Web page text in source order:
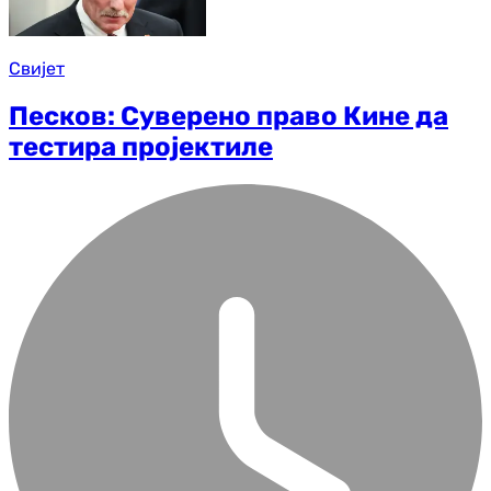
Свијет
Песков: Суверено право Кине да
тестира пројектиле